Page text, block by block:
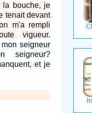
la bouche, je
tenait devant
m'a rempli
vigueur.
seigneur
seigneur?
et je